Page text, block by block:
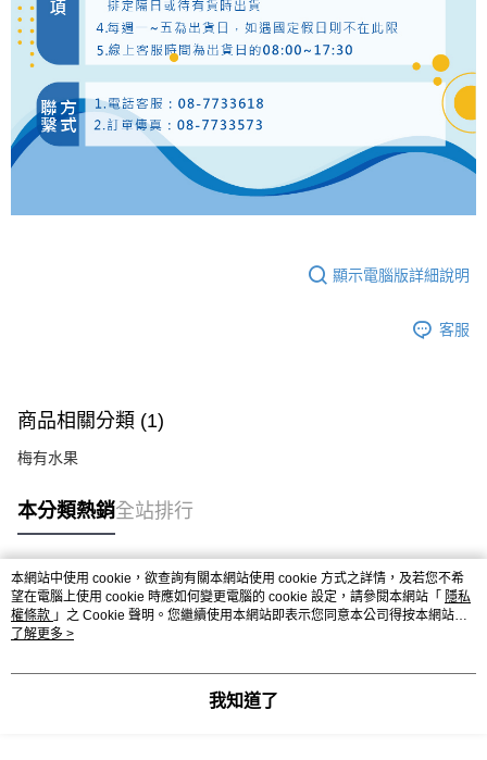
顯示電腦版詳細說明
客服
商品相關分類 (1)
梅有水果
本分類熱銷全站排行
熱門標籤
本網站中使用 cookie，欲查詢有關本網站使用 cookie 方式之詳情，及若您不希
望在電腦上使用 cookie 時應如何變更電腦的 cookie 設定，請參閱本網站「 隱私
權條款 」之 Cookie 聲明。您繼續使用本網站即表示您同意本公司得按本網站使
用條款之 Cookie 聲明使用 cookie。
了解更多 >
我知道了